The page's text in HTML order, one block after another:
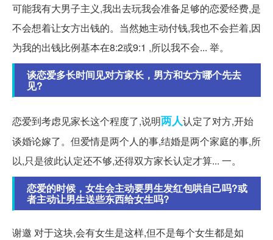
可能我有大男子主义,我出去玩我会准备足够的恋爱经费,是
不会想着让女方出钱的。当然她主动付钱,我也不会拦着,因
为我的出钱比例基本在8:2或9:1 ,所以我不会... 举。
谈恋爱多长时间见对方家长，男方和女方哪个先去
见?
恋爱到考虑见家长这个程度了,说明两人认定了对方,开始
谈婚论嫁了。但爱情是两个人的事,结婚是两个家庭的事,所
以,只是彼此认定还不够,还得双方家长认定才算... 一。
恋爱的时候，女生会主动要男生发红包哄自己吗?或
者主动让男生送些东西给女生吗?
谢邀 对于这块,会有女生是这样,但不是每个女生都是如